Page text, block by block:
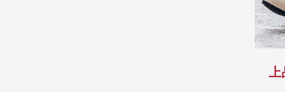
上